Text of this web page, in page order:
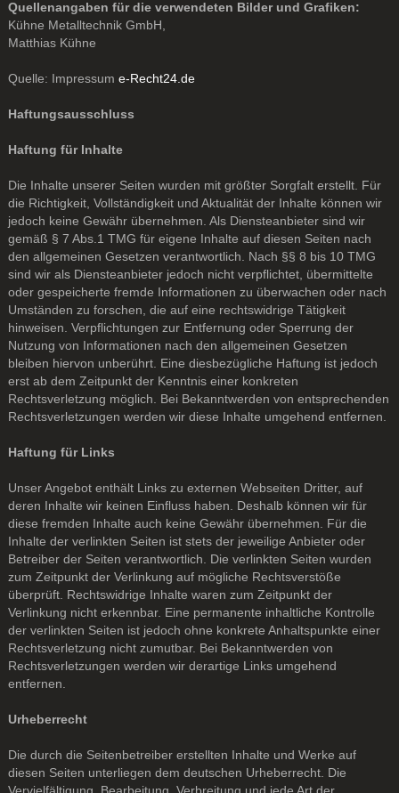
Quellenangaben für die verwendeten Bilder und Grafiken:
Kühne Metalltechnik GmbH,
Matthias Kühne
Quelle: Impressum e-Recht24.de
Haftungsausschluss
Haftung für Inhalte
Die Inhalte unserer Seiten wurden mit größter Sorgfalt erstellt. Für
die Richtigkeit, Vollständigkeit und Aktualität der Inhalte können wir
jedoch keine Gewähr übernehmen. Als Diensteanbieter sind wir
gemäß § 7 Abs.1 TMG für eigene Inhalte auf diesen Seiten nach
den allgemeinen Gesetzen verantwortlich. Nach §§ 8 bis 10 TMG
sind wir als Diensteanbieter jedoch nicht verpflichtet, übermittelte
oder gespeicherte fremde Informationen zu überwachen oder nach
Umständen zu forschen, die auf eine rechtswidrige Tätigkeit
hinweisen. Verpflichtungen zur Entfernung oder Sperrung der
Nutzung von Informationen nach den allgemeinen Gesetzen
bleiben hiervon unberührt. Eine diesbezügliche Haftung ist jedoch
erst ab dem Zeitpunkt der Kenntnis einer konkreten
Rechtsverletzung möglich. Bei Bekanntwerden von entsprechenden
Rechtsverletzungen werden wir diese Inhalte umgehend entfernen.
Haftung für Links
Unser Angebot enthält Links zu externen Webseiten Dritter, auf
deren Inhalte wir keinen Einfluss haben. Deshalb können wir für
diese fremden Inhalte auch keine Gewähr übernehmen. Für die
Inhalte der verlinkten Seiten ist stets der jeweilige Anbieter oder
Betreiber der Seiten verantwortlich. Die verlinkten Seiten wurden
zum Zeitpunkt der Verlinkung auf mögliche Rechtsverstöße
überprüft. Rechtswidrige Inhalte waren zum Zeitpunkt der
Verlinkung nicht erkennbar. Eine permanente inhaltliche Kontrolle
der verlinkten Seiten ist jedoch ohne konkrete Anhaltspunkte einer
Rechtsverletzung nicht zumutbar. Bei Bekanntwerden von
Rechtsverletzungen werden wir derartige Links umgehend
entfernen.
Urheberrecht
Die durch die Seitenbetreiber erstellten Inhalte und Werke auf
diesen Seiten unterliegen dem deutschen Urheberrecht. Die